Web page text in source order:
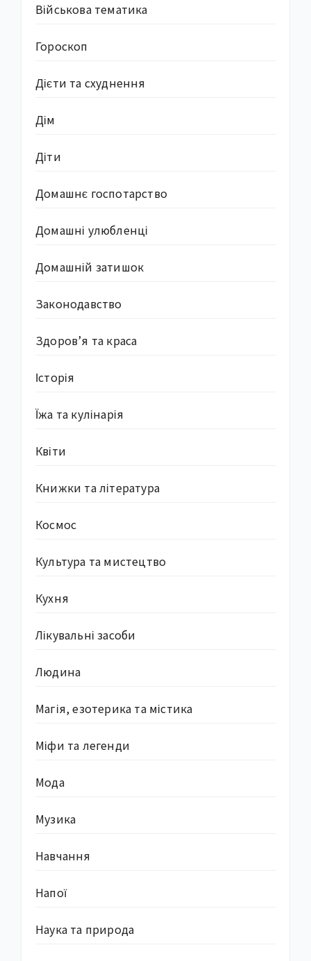
Військова тематика
Гороскоп
Дієти та схуднення
Дім
Діти
Домашнє госпотарство
Домашні улюбленці
Домашній затишок
Законодавство
Здоров’я та краса
Історія
Їжа та кулінарія
Квіти
Книжки та література
Космос
Культура та мистецтво
Кухня
Лікувальні засоби
Людина
Магія, езотерика та містика
Міфи та легенди
Мода
Музика
Навчання
Напої
Наука та природа